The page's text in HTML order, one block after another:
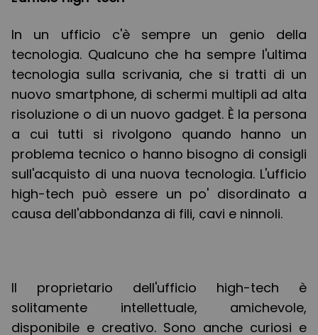
In un ufficio c'è sempre un genio della
tecnologia. Qualcuno che ha sempre l'ultima
tecnologia sulla scrivania, che si tratti di un
nuovo smartphone, di schermi multipli ad alta
risoluzione o di un nuovo gadget. È la persona
a cui tutti si rivolgono quando hanno un
problema tecnico o hanno bisogno di consigli
sull'acquisto di una nuova tecnologia. L'ufficio
high-tech può essere un po' disordinato a
causa dell'abbondanza di fili, cavi e ninnoli.
Il proprietario dell'ufficio high-tech è
solitamente intellettuale, amichevole,
disponibile e creativo. Sono anche curiosi e